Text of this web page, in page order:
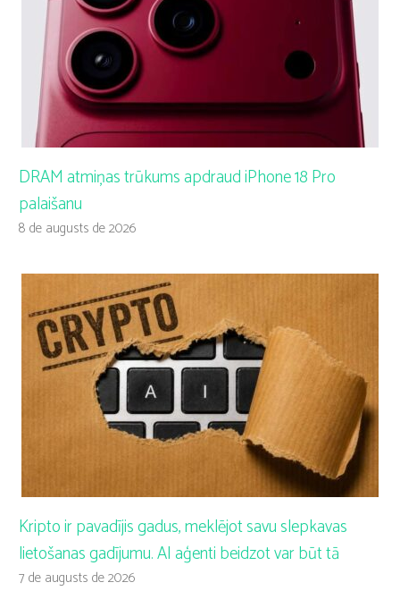
DRAM atmiņas trūkums apdraud iPhone 18 Pro
palaišanu
8 de augusts de 2026
Kripto ir pavadījis gadus, meklējot savu slepkavas
lietošanas gadījumu. AI aģenti beidzot var būt tā
7 de augusts de 2026